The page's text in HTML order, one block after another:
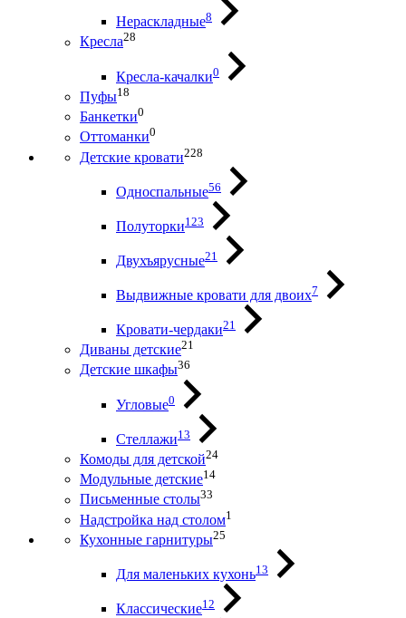
Нераскладные8
Кресла28
Кресла-качалки0
Пуфы18
Банкетки0
Оттоманки0
Детские кровати228
Односпальные56
Полуторки123
Двухъярусные21
Выдвижные кровати для двоих7
Кровати-чердаки21
Диваны детские21
Детские шкафы36
Угловые0
Стеллажи13
Комоды для детской24
Модульные детские14
Письменные столы33
Надстройка над столом1
Кухонные гарнитуры25
Для маленьких кухонь13
Классические12